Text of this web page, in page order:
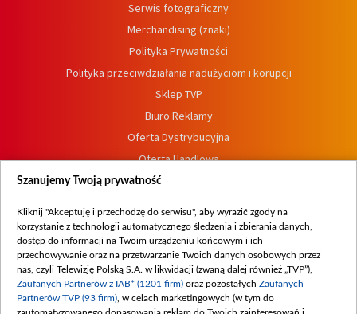
Serwis fotograficzny
Merchandising (znaki)
Polityka Prywatności
Polityka przeciwdziałania nadużyciom i korupcji
Sklep TVP
Biuro Reklamy
Oferta Dystrybucyjna
Oferta Handlowa
Dostępność
Procedura zgłoszeń wewnętrznych
Szanujemy Twoją prywatność
Kliknij "Akceptuję i przechodzę do serwisu", aby wyrazić zgody na
korzystanie z technologii automatycznego śledzenia i zbierania danych,
dostęp do informacji na Twoim urządzeniu końcowym i ich
przechowywanie oraz na przetwarzanie Twoich danych osobowych przez
nas, czyli Telewizję Polską S.A. w likwidacji (zwaną dalej również „TVP”),
Zaufanych Partnerów z IAB* (1201 firm) oraz pozostałych Zaufanych
Partnerów TVP (93 firm) , w celach marketingowych (w tym do